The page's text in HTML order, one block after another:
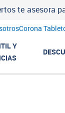
Corona
Y